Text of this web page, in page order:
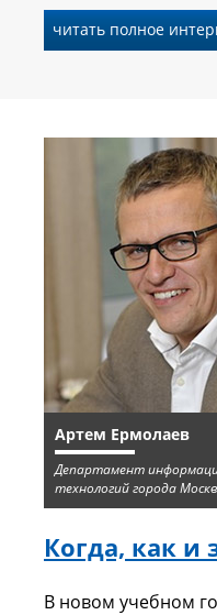
читать полное
Артем Ермолаев
Департамент
технологий города
Когда, как
В новом учебном